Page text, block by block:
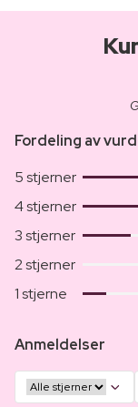
Fordeling av
5 stjerner
4 stjerner
3 stjerner
2 stjerner
1 stjerne
Anmeldelser